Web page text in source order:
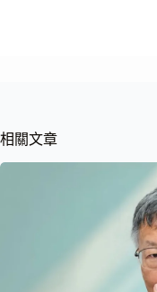
相關文章